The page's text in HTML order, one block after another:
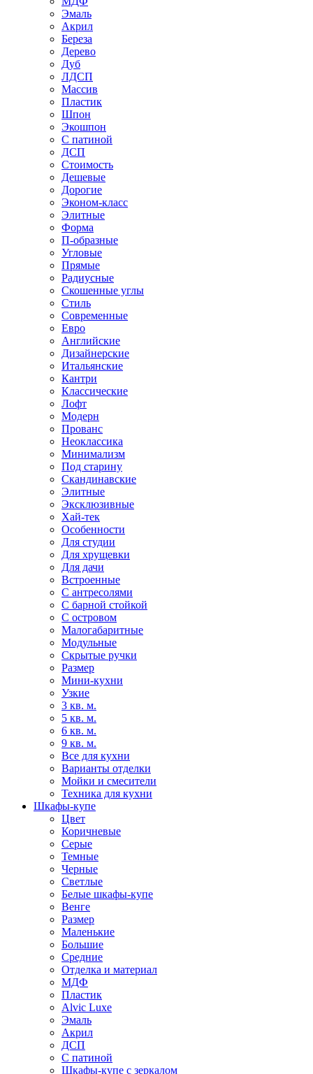
Эмаль
Акрил
Береза
Дерево
Дуб
ЛДСП
Массив
Пластик
Шпон
Экошпон
С патиной
ДСП
Стоимость
Дешевые
Дорогие
Эконом-класс
Элитные
Форма
П-образные
Угловые
Прямые
Радиусные
Скошенные углы
Стиль
Современные
Евро
Английские
Дизайнерские
Итальянские
Кантри
Классические
Лофт
Модерн
Прованс
Неоклассика
Минимализм
Под старину
Скандинавские
Элитные
Эксклюзивные
Хай-тек
Особенности
Для студии
Для хрущевки
Для дачи
Встроенные
С антресолями
С барной стойкой
С островом
Малогабаритные
Модульные
Скрытые ручки
Размер
Мини-кухни
Узкие
3 кв. м.
5 кв. м.
6 кв. м.
9 кв. м.
Все для кухни
Варианты отделки
Мойки и смесители
Техника для кухни
Шкафы-купе
Цвет
Коричневые
Серые
Темные
Черные
Светлые
Белые шкафы-купе
Венге
Размер
Маленькие
Большие
Средние
Отделка и материал
МДФ
Пластик
Alvic Luxe
Эмаль
Акрил
ДСП
С патиной
Шкафы-купе с зеркалом